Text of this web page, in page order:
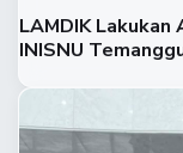
LAMDIK Lakukan
INISNU